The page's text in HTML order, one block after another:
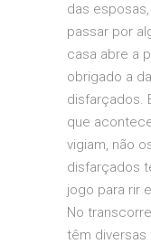
das
passar por
casa abre a
obrigado a
disfarçados.
que
vigiam, não
disfarçados
jogo para rir
No
têm diversas